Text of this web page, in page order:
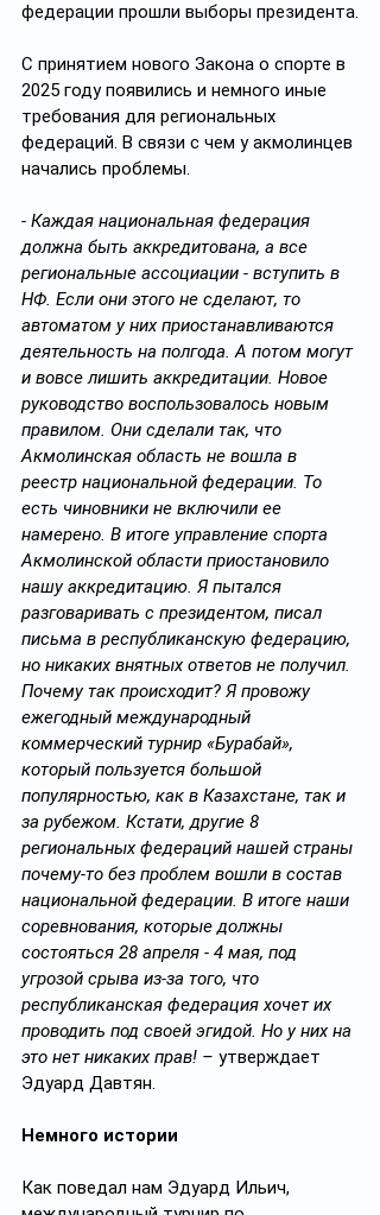
федерации прошли выборы президента.
С принятием нового Закона о спорте в
2025 году появились и немного иные
требования для региональных
федераций. В связи с чем у акмолинцев
начались проблемы.
- Каждая национальная федерация
должна быть аккредитована, а все
региональные ассоциации - вступить в
НФ. Если они этого не сделают, то
автоматом у них приостанавливаются
деятельность на полгода. А потом могут
и вовсе лишить аккредитации. Новое
руководство воспользовалось новым
правилом. Они сделали так, что
Акмолинская область не вошла в
реестр национальной федерации. То
есть чиновники не включили ее
намерено. В итоге управление спорта
Акмолинской области приостановило
нашу аккредитацию. Я пытался
разговаривать с президентом, писал
письма в республиканскую федерацию,
но никаких внятных ответов не получил.
Почему так происходит? Я провожу
ежегодный международный
коммерческий турнир «Бурабай»,
который пользуется большой
популярностью, как в Казахстане, так и
за рубежом. Кстати, другие 8
региональных федераций нашей страны
почему-то без проблем вошли в состав
национальной федерации. В итоге наши
соревнования, которые должны
состояться 28 апреля - 4 мая, под
угрозой срыва из-за того, что
республиканская федерация хочет их
проводить под своей эгидой. Но у них на
это нет никаких прав! – утверждает
Эдуард Давтян.
Немного истории
Как поведал нам Эдуард Ильич,